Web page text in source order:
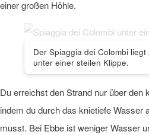
einer großen Höhle.
Der Spiaggia dei Colombi
unter einer steilen Klippe.
Du erreichst den Strand nur über den
indem du durch das knietiefe Wasser
musst. Bei Ebbe ist weniger Wasser